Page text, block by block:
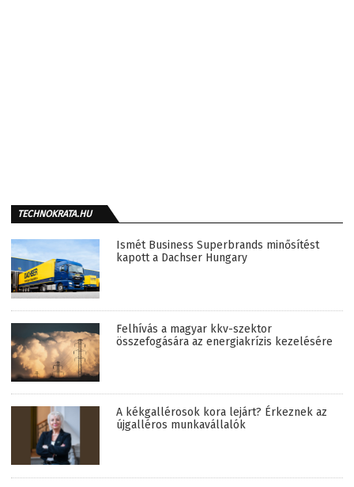
TECHNOKRATA.HU
Ismét Business Superbrands minősítést
kapott a Dachser Hungary
Felhívás a magyar kkv-szektor
összefogására az energiakrízis kezelésére
A kékgallérosok kora lejárt? Érkeznek az
újgalléros munkavállalók